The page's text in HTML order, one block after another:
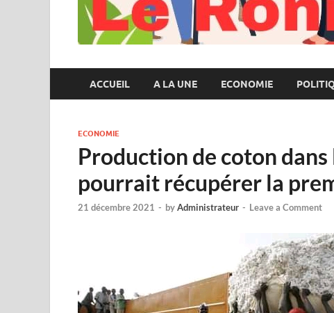
ACCUEIL A LA UNE ECONOMIE
ECONOMIE
Production de coton
pourrait récupérer la
21 décembre 2021 - byAdministrateur - Leave a Comment